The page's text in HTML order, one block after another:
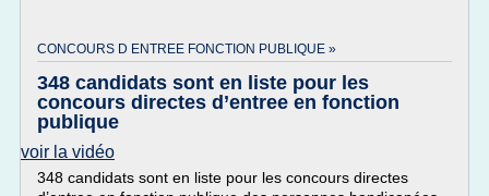
CONCOURS D ENTREE FONCTION PUBLIQUE »
348 candidats sont en liste pour les
concours directes d’entree en fonction
publique
voir la vidéo
348 candidats sont en liste pour les concours directes